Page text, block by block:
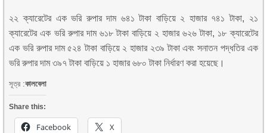
২২ ক্যারেটের এক ভরি রুপার দাম ৬৪১ টাকা বাড়িয়ে ২ হাজার ৭৪১ টাকা, ২১
ক্যারেটের এক ভরি রুপার দাম ৬১৮ টাকা বাড়িয়ে ২ হাজার ৬২৬ টাকা, ১৮ ক্যারেটের
এক ভরি রুপার দাম ৫২৪ টাকা বাড়িয়ে ২ হাজার ২৩৯ টাকা এবং সনাতন পদ্ধতির এক
ভরি রুপার দাম ৩৯৭ টাকা বাড়িয়ে ১ হাজার ৬৮০ টাকা নির্ধারণ করা হয়েছে।
সূত্র :কালবেলা
Share this:
Facebook X